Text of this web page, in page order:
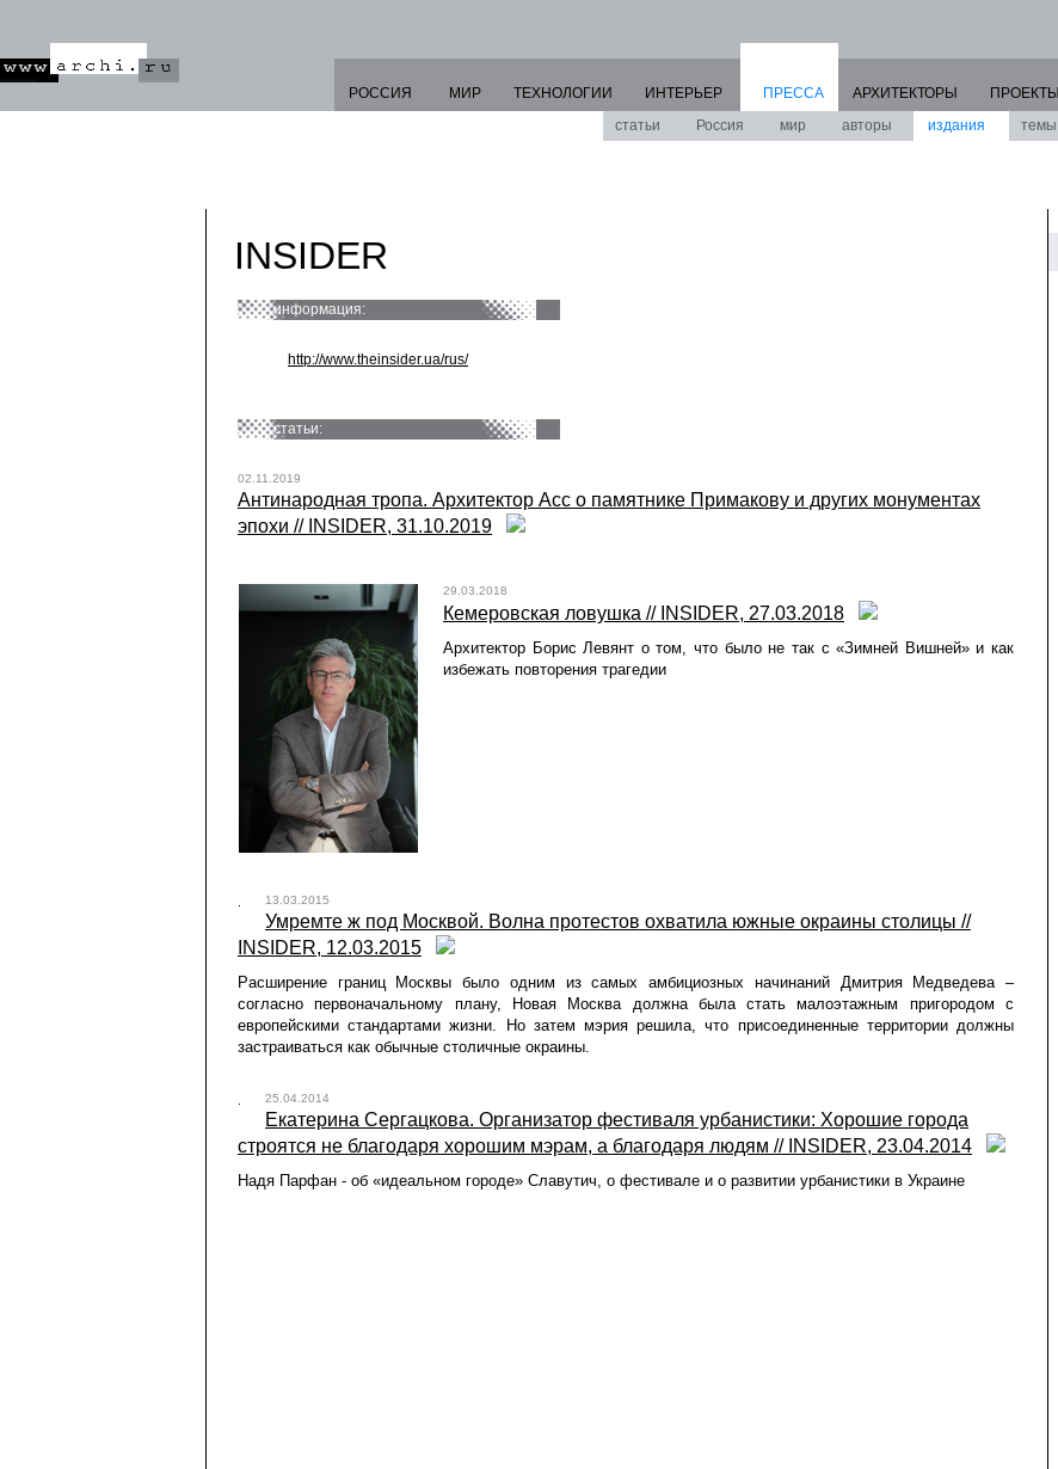
РОССИЯ МИР ТЕХНОЛОГИИ ИНТЕРЬЕР
ПРЕССА
статьи
Россия мир авторы издания темы
АРХИТЕКТОРЫ ПРОЕКТЫ
INSIDER
информация:
http://www.theinsider.ua/rus/
статьи:
02.11.2019
Антинародная тропа. Архитектор Асс о памятнике Примакову и других монументах
эпохи // INSIDER, 31.10.2019
29.03.2018
Кемеровская ловушка // INSIDER, 27.03.2018
Архитектор Борис Левянт о том, что было не так с «Зимней Вишней» и как
избежать повторения трагедии
13.03.2015
Умремте ж под Москвой. Волна протестов охватила южные окраины столицы //
INSIDER, 12.03.2015
Расширение границ Москвы было одним из самых амбициозных начинаний Дмитрия Медведева –
согласно первоначальному плану, Новая Москва должна была стать малоэтажным пригородом с
европейскими стандартами жизни. Но затем мэрия решила, что присоединенные территории должны
застраиваться как обычные столичные окраины.
25.04.2014
Екатерина Сергацкова. Организатор фестиваля урбанистики: Хорошие города
строятся не благодаря хорошим мэрам, а благодаря людям // INSIDER, 23.04.2014
Надя Парфан - об «идеальном городе» Славутич, о фестивале и о развитии урбанистики в Украине